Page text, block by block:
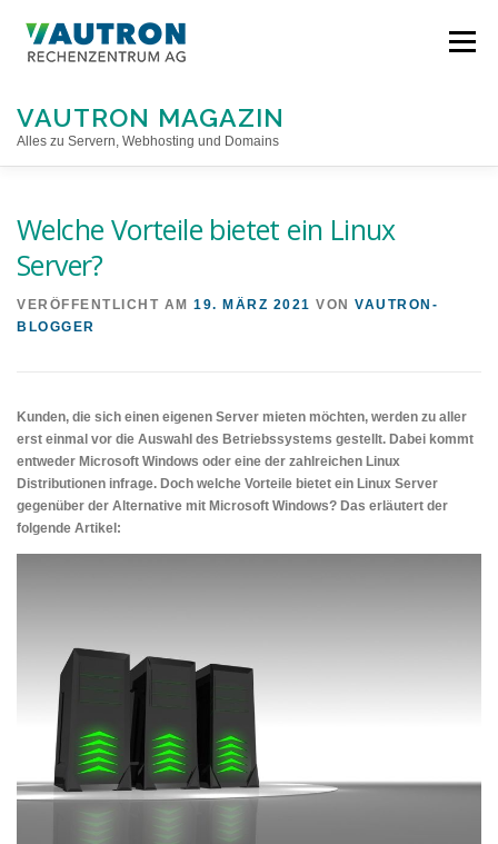
Inhalt
VAUTRON MAGAZIN
Alles zu Servern, Webhosting und Domains
Menü
Welche Vorteile bietet ein Linux
Server?
VERÖFFENTLICHT AM 19. MÄRZ 2021 VON VAUTRON-
BLOGGER
Kunden, die sich einen eigenen Server mieten möchten, werden zu aller
erst einmal vor die Auswahl des Betriebssystems gestellt. Dabei kommt
entweder Microsoft Windows oder eine der zahlreichen Linux
Distributionen infrage. Doch welche Vorteile bietet ein Linux Server
gegenüber der Alternative mit Microsoft Windows? Das erläutert der
folgende Artikel: